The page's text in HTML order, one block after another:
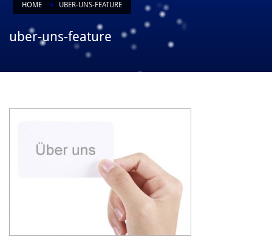
HOME UBER-UNS-FEATURE
uber-uns-feature